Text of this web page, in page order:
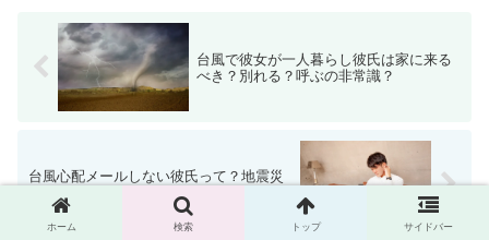
台風で彼女が一人暮らし彼氏は家に来る
べき？別れる？呼ぶの非常識？
台風心配メールしない彼氏って？地震災
ホーム 検索 トップ サイドバー